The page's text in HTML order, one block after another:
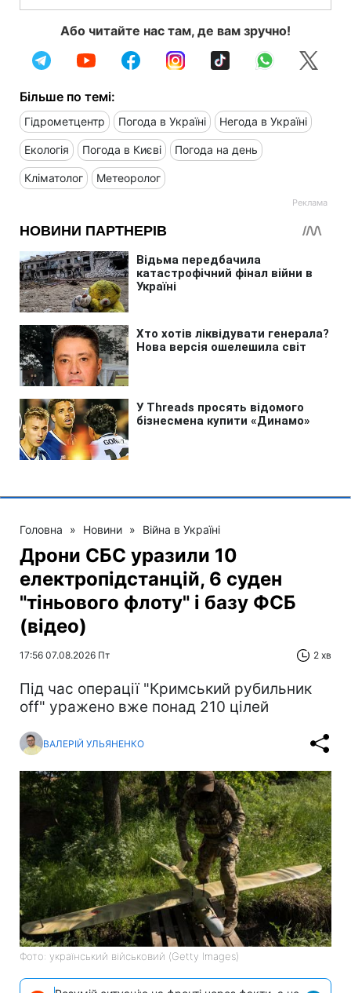
Або читайте нас там, де вам зручно!
Більше по темі:
Гідрометцентр Погода в Україні Негода в Україні
Екологія Погода в Києві Погода на день
Кліматолог Метеоролог
Головна » Новини » Війна в Україні
Дрони СБС уразили 10
електропідстанцій, 6 суден
"тіньового флоту" і базу ФСБ
(відео)
17:56 07.08.2026 Пт 2 хв
Під час операції "Кримський рубильник
off" уражено вже понад 210 цілей
ВАЛЕРІЙ УЛЬЯНЕНКО
Фото: український військовий (Getty Images)